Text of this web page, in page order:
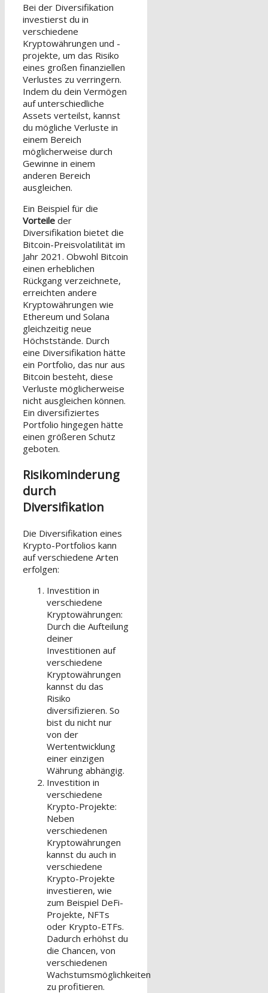
Bei der Diversifikation
investierst du in
verschiedene
Kryptowährungen und -
projekte, um das Risiko
eines großen finanziellen
Verlustes zu verringern.
Indem du dein Vermögen
auf unterschiedliche
Assets verteilst, kannst
du mögliche Verluste in
einem Bereich
möglicherweise durch
Gewinne in einem
anderen Bereich
ausgleichen.
Ein Beispiel für die
Vorteile der
Diversifikation bietet die
Bitcoin-Preisvolatilität im
Jahr 2021. Obwohl Bitcoin
einen erheblichen
Rückgang verzeichnete,
erreichten andere
Kryptowährungen wie
Ethereum und Solana
gleichzeitig neue
Höchststände. Durch
eine Diversifikation hätte
ein Portfolio, das nur aus
Bitcoin besteht, diese
Verluste möglicherweise
nicht ausgleichen können.
Ein diversifiziertes
Portfolio hingegen hätte
einen größeren Schutz
geboten.
Risikominderung
durch
Diversifikation
Die Diversifikation eines
Krypto-Portfolios kann
auf verschiedene Arten
erfolgen:
Investition in
verschiedene
Kryptowährungen:
Durch die Aufteilung
deiner
Investitionen auf
verschiedene
Kryptowährungen
kannst du das
Risiko
diversifizieren. So
bist du nicht nur
von der
Wertentwicklung
einer einzigen
Währung abhängig.
Investition in
verschiedene
Krypto-Projekte:
Neben
verschiedenen
Kryptowährungen
kannst du auch in
verschiedene
Krypto-Projekte
investieren, wie
zum Beispiel DeFi-
Projekte, NFTs
oder Krypto-ETFs.
Dadurch erhöhst du
die Chancen, von
verschiedenen
Wachstumsmöglichkeiten
zu profitieren.